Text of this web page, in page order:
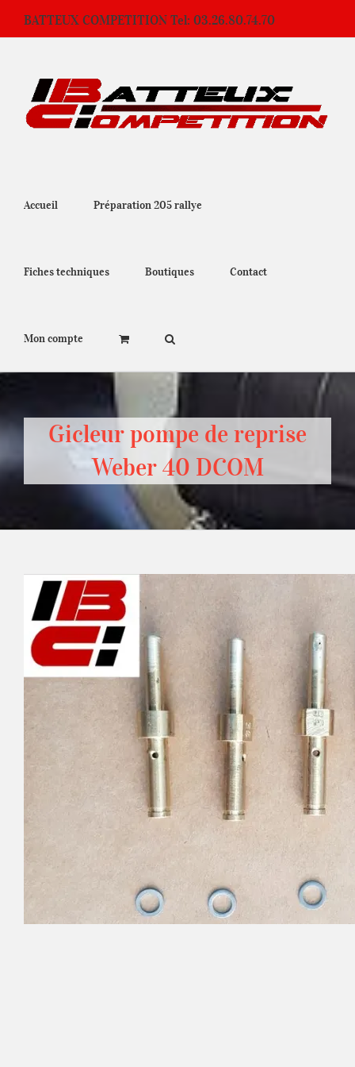
contenu
BATTEUX COMPETITION Tel: 03.26.80.74.70
Accueil Préparation 205 rallye
Fiches techniques Boutiques Contact
Mon compte
Gicleur pompe de reprise
Weber 40 DCOM